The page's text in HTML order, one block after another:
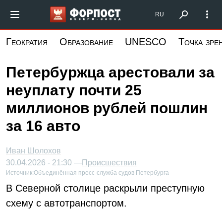
основному
Форпост Северо-Запад
RU
Геократия Образование UNESCO Точка
Петербуржца арестовали за
неуплату почти 25
миллионов рублей пошлин
за 16 авто
Иван Шолохов
30.04.2026 - 21:30 —Происшествия
Источник:Объединённая пресс-служба судов Петербурга
В Северной столице раскрыли преступную
схему с автотранспортом.